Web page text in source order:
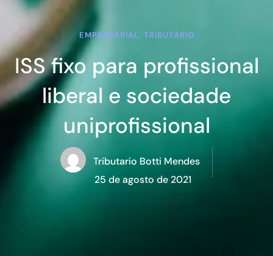
EMPRESARIAL, TRIBUTÁRIO
ISS fixo para profissional
liberal e sociedade
uniprofissional
Tributario Botti Mendes
25 de agosto de 2021